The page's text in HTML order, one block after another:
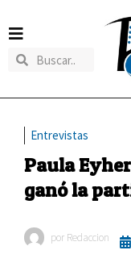
Entrevistas
Paula
ganó la
por Redaccion